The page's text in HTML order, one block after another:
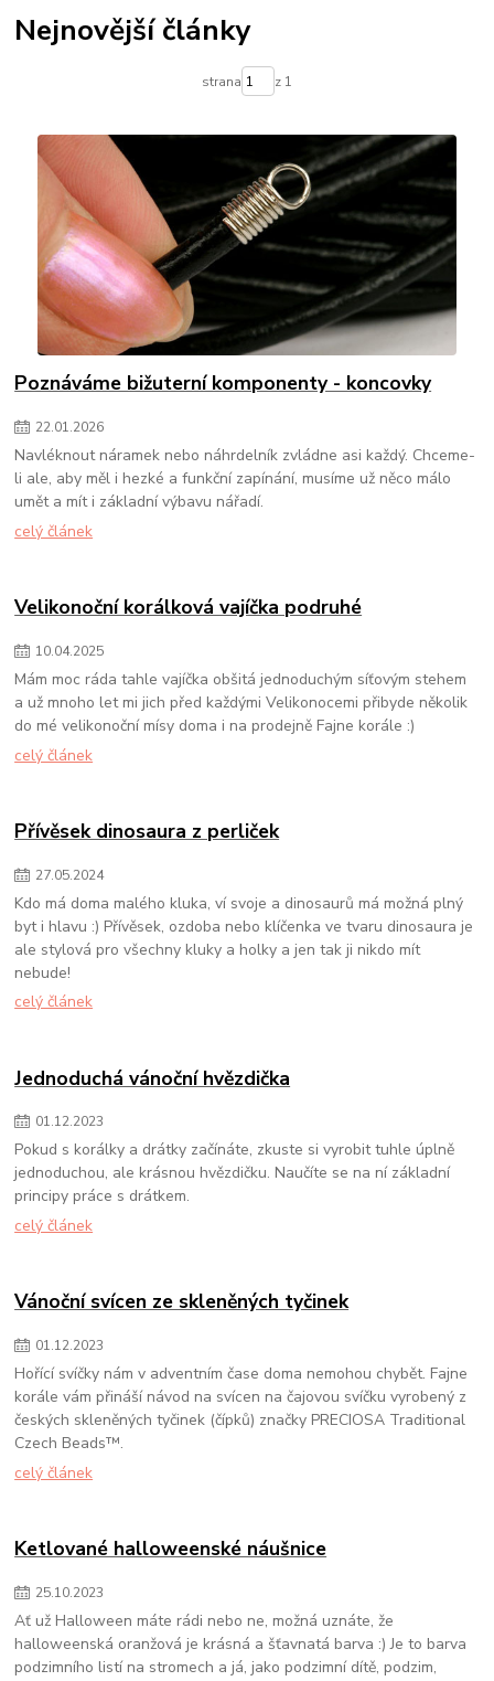
Nejnovější články
strana z 1
Poznáváme bižuterní komponenty - koncovky
22.01.2026
Navléknout náramek nebo náhrdelník zvládne asi každý. Chceme-
li ale, aby měl i hezké a funkční zapínání, musíme už něco málo
umět a mít i základní výbavu nářadí.
celý článek
Velikonoční korálková vajíčka podruhé
10.04.2025
Mám moc ráda tahle vajíčka obšitá jednoduchým síťovým stehem
a už mnoho let mi jich před každými Velikonocemi přibyde několik
do mé velikonoční mísy doma i na prodejně Fajne korále :)
celý článek
Přívěsek dinosaura z perliček
27.05.2024
Kdo má doma malého kluka, ví svoje a dinosaurů má možná plný
byt i hlavu :) Přívěsek, ozdoba nebo klíčenka ve tvaru dinosaura je
ale stylová pro všechny kluky a holky a jen tak ji nikdo mít
nebude!
celý článek
Jednoduchá vánoční hvězdička
01.12.2023
Pokud s korálky a drátky začínáte, zkuste si vyrobit tuhle úplně
jednoduchou, ale krásnou hvězdičku. Naučíte se na ní základní
principy práce s drátkem.
celý článek
Vánoční svícen ze skleněných tyčinek
01.12.2023
Hořící svíčky nám v adventním čase doma nemohou chybět. Fajne
korále vám přináší návod na svícen na čajovou svíčku vyrobený z
českých skleněných tyčinek (čípků) značky PRECIOSA Traditional
Czech Beads™.
celý článek
Ketlované halloweenské náušnice
25.10.2023
Ať už Halloween máte rádi nebo ne, možná uznáte, že
halloweenská oranžová je krásná a šťavnatá barva :) Je to barva
podzimního listí na stromech a já, jako podzimní dítě, podzim,